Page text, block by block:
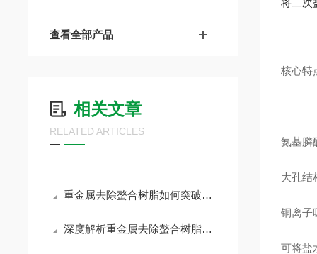
查看全部产品
相关文章
RELATED ARTICLES
重金属去除螯合树脂如何突破传统工艺瓶颈？
深度解析重金属去除螯合树脂的配位机理与高选择性优势
将二次
核心特
氨基膦
大孔结
铜离子
可将盐